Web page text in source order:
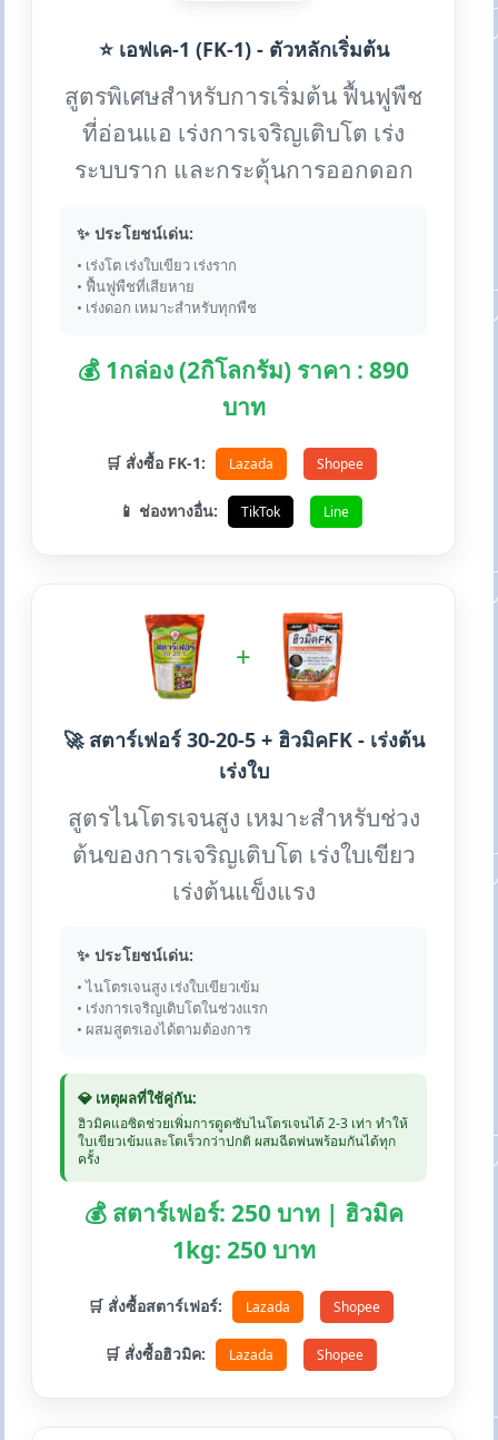
⭐ เอฟเค-1 (FK-1) - ตัวหลักเริ่มต้น
สูตรพิเศษสำหรับการเริ่มต้น ฟื้นฟูพืช
ที่อ่อนแอ เร่งการเจริญเติบโต เร่ง
ระบบราก และกระตุ้นการออกดอก
✨ ประโยชน์เด่น:
• เร่งโต เร่งใบเขียว เร่งราก
• ฟื้นฟูพืชที่เสียหาย
• เร่งดอก เหมาะสำหรับทุกพืช
💰 1กล่อง (2กิโลกรัม) ราคา : 890
บาท
🛒 สั่งซื้อ FK-1: Lazada Shopee
📱 ช่องทางอื่น: TikTok Line
+
🚀 สตาร์เฟอร์ 30-20-5 + ฮิวมิคFK - เร่งต้น
เร่งใบ
สูตรไนโตรเจนสูง เหมาะสำหรับช่วง
ต้นของการเจริญเติบโต เร่งใบเขียว
เร่งต้นแข็งแรง
✨ ประโยชน์เด่น:
• ไนโตรเจนสูง เร่งใบเขียวเข้ม
• เร่งการเจริญเติบโตในช่วงแรก
• ผสมสูตรเองได้ตามต้องการ
💎 เหตุผลที่ใช้คู่กัน:
ฮิวมิคแอซิดช่วยเพิ่มการดูดซับไนโตรเจนได้ 2-3 เท่า ทำให้
ใบเขียวเข้มและโตเร็วกว่าปกติ ผสมฉีดพ่นพร้อมกันได้ทุก
ครั้ง
💰 สตาร์เฟอร์: 250 บาท | ฮิวมิค
1kg: 250 บาท
🛒 สั่งซื้อสตาร์เฟอร์: Lazada Shopee
🛒 สั่งซื้อฮิวมิค: Lazada Shopee